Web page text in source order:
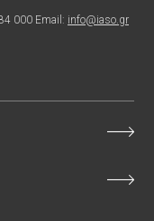
000 Email: info@iaso.gr